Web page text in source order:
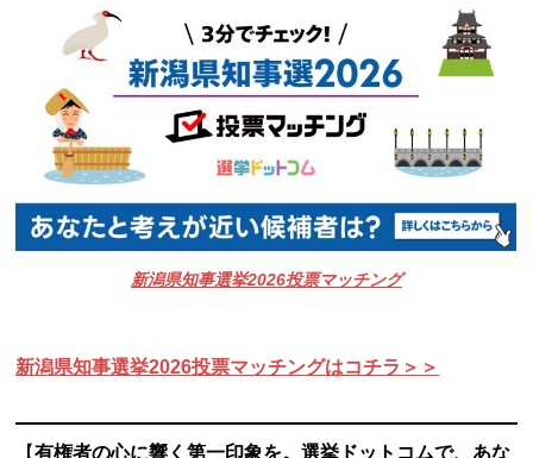
新潟県知事選挙2026投票マッチング
新潟県知事選挙2026投票マッチングはコチラ＞＞
【有権者の心に響く第一印象を。選挙ドットコムで、あな